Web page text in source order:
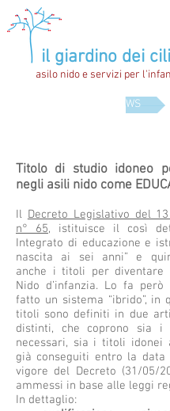
il giardino dei
asilo nido e servizi per
NEWS
Titolo di studio idoneo
negli asili nido come
Il Decreto Legislativo del
n° 65, istituisce il così
Integrato di educazione e
nascita ai sei anni” e
anche i titoli per diventare
Nido d’infanzia. Lo fa però
fatto un sistema “ibrido”, in
titoli sono definiti in due
distinti, che coprono sia i
necessari, sia i titoli idonei
già conseguiti entro la
vigore del Decreto (31/05/
ammessi in base alle leggi
In dettaglio: